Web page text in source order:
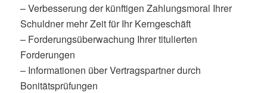
– Verbesserung der künftigen Zahlungsmoral Ihrer
Schuldner mehr Zeit für Ihr Kerngeschäft
– Forderungsüberwachung Ihrer titulierten
Forderungen
– Informationen über Vertragspartner durch
Bonitätsprüfungen